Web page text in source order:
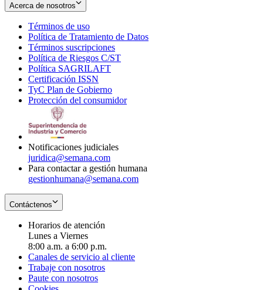
Acerca de nosotros
Términos de uso
in
new
window
Política de Tratamiento de Datos
Términos suscripciones
in
Política de Riesgos C/ST
Política SAGRILAFT
new
window
Certificación ISSN
in
new
TyC Plan de Gobierno
in
Protección del consumidorOpens
Notificaciones judiciales
juridica@semana.com
Para contactar a gestión humana
gestionhumana@semana.com
Contáctenos
Horarios de atención
Lunes a Viernes
8:00 a.m. a 6:00 p.m.
Canales de servicio al cliente
Trabaje con nosotros
Paute con nosotros